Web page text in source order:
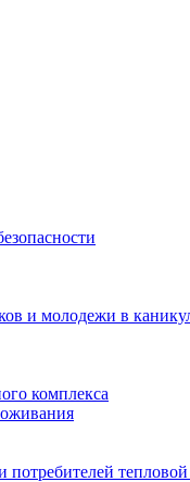
и молодежи в
комплекса